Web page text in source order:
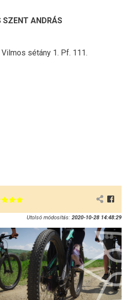
SZENT ANDRÁS
sétány 1. Pf. 111.
Utolsó módosítás: 2020-10-28 14:48:29